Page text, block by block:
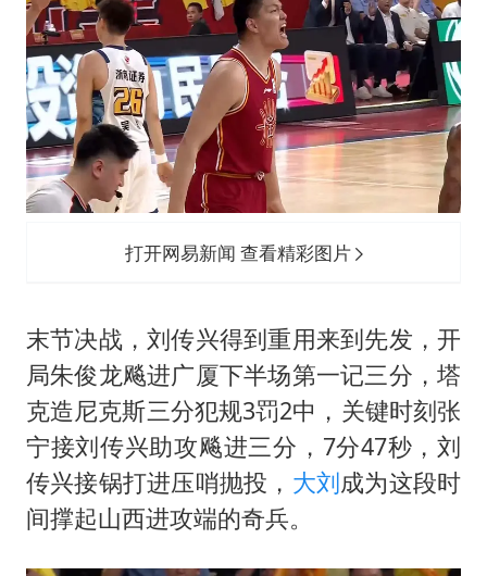
打开网易新闻 查看精彩图片
末节决战，刘传兴得到重用来到先发，开
局朱俊龙飚进广厦下半场第一记三分，塔
克造尼克斯三分犯规3罚2中，关键时刻张
宁接刘传兴助攻飚进三分，7分47秒，刘
传兴接锅打进压哨抛投， 大刘成为这段时
间撑起山西进攻端的奇兵。